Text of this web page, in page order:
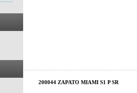
200044 ZAPATO MIAMI S1 P SR